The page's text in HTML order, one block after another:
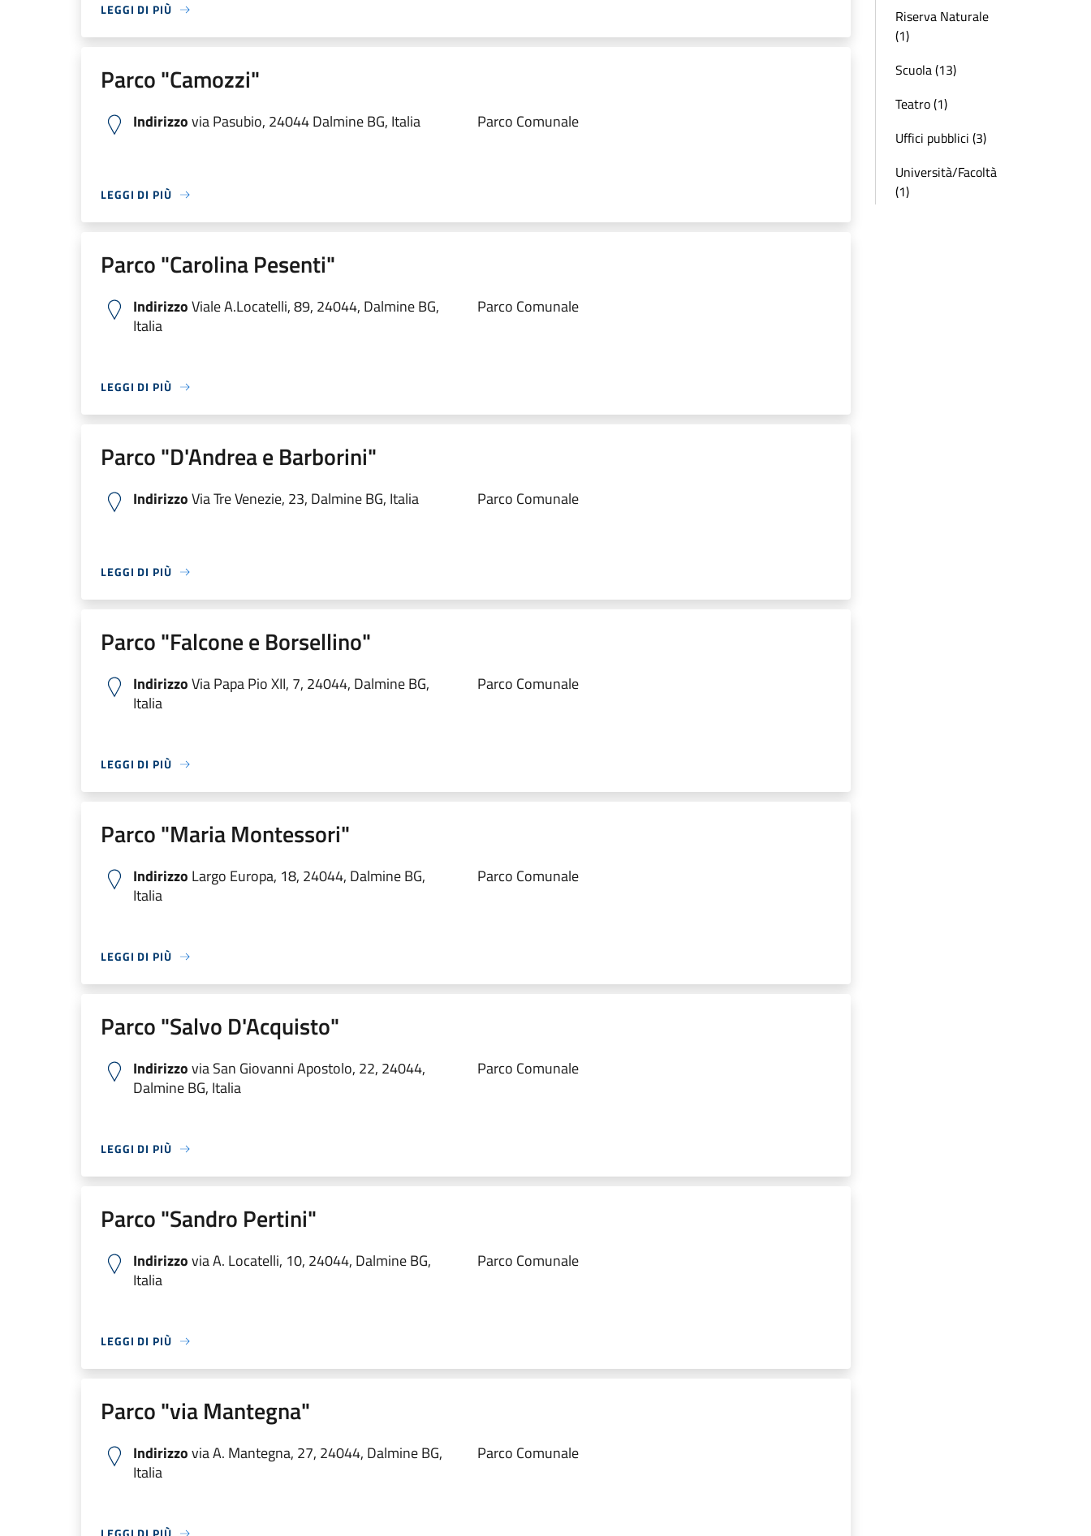
LEGGI DI PIÙ
Parco "Camozzi"
Indirizzovia Pasubio, 24044 Dalmine BG, Italia Parco Comunale
LEGGI DI PIÙ
Parco "Carolina Pesenti"
IndirizzoViale A.Locatelli, 89, 24044, Dalmine BG,
Italia
Parco Comunale
LEGGI DI PIÙ
Parco "D'Andrea e Barborini"
IndirizzoVia Tre Venezie, 23, Dalmine BG, Italia Parco Comunale
LEGGI DI PIÙ
Parco "Falcone e Borsellino"
IndirizzoVia Papa Pio XII, 7, 24044, Dalmine BG,
Italia
Parco Comunale
LEGGI DI PIÙ
Parco "Maria Montessori"
Indirizzo Largo Europa, 18, 24044, Dalmine BG,
Italia
Parco Comunale
LEGGI DI PIÙ
Parco "Salvo D'Acquisto"
Indirizzovia San Giovanni Apostolo, 22, 24044,
Dalmine BG, Italia
Parco Comunale
LEGGI DI PIÙ
Parco "Sandro Pertini"
Indirizzovia A. Locatelli, 10, 24044, Dalmine BG,
Italia
Parco Comunale
LEGGI DI PIÙ
Parco "via Mantegna"
Indirizzovia A. Mantegna, 27, 24044, Dalmine BG,
Italia
Parco Comunale
Riserva Naturale
(1)
Scuola (13)
Teatro (1)
Uffici pubblici (3)
Università/Facoltà
(1)